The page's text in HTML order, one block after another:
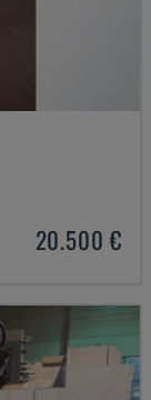
20.500 €